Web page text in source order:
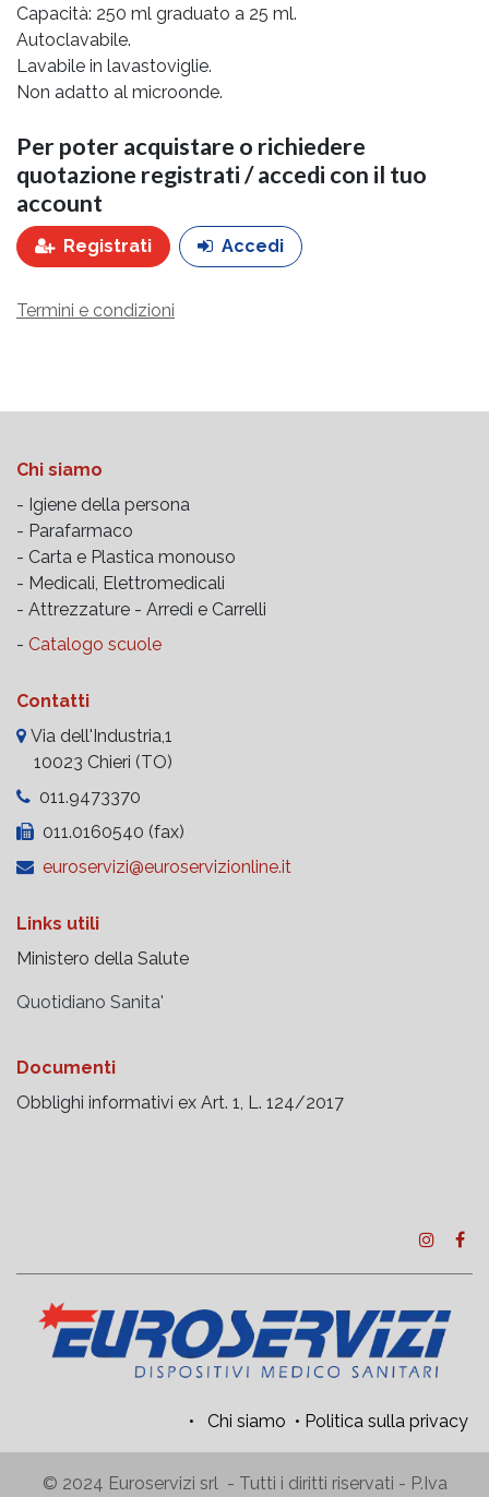
Capacità: 250 ml graduato a 25 ml.
Autoclavabile.
Lavabile in lavastoviglie.
Non adatto al microonde.
Per poter acquistare o richiedere
quotazione registrati / accedi con il tuo
account
Registrati Accedi
Termini e condizioni
Chi siamo
- Igiene della persona
- Parafarmaco
- Carta e Plastica monouso
- Medicali, Elettromedicali
- Attrezzature - Arredi e Carrelli
- Catalogo scuole
Contatti
Via dell'Industria,1
10023 Chieri (TO)
011.9473370
011.0160540 (fax)
euroservizi@euroservizionline.it
Links utili
Ministero della Salute
Quotidiano Sanita'
Documenti
Obblighi informativi ex Art. 1, L. 124/2017
• Chi siamo • Politica sulla privacy
© 2024 Euroservizi srl - Tutti i diritti riservati - P.Iva